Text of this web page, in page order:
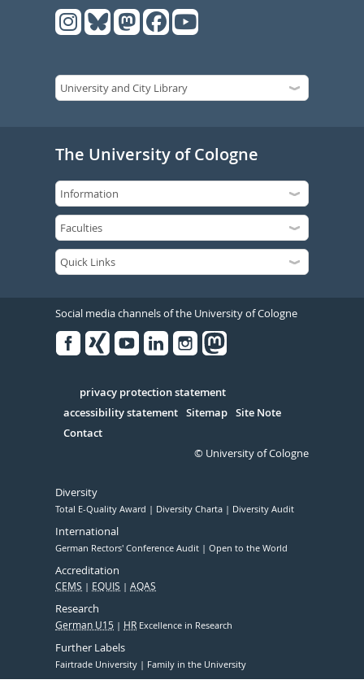
The University of Cologne
Social media channels of the University of Cologne
Serivce
privacy protection statement
accessibility statement Sitemap Site Note
Contact
© University of Cologne
Diversity
Total E-Quality Award Diversity Charta Diversity Audit
International
German Rectors' Conference Audit Open to the World
Accreditation
CEMS EQUIS AQAS
Research
German U15 HR Excellence in Research
Further Labels
Fairtrade University Family in the University